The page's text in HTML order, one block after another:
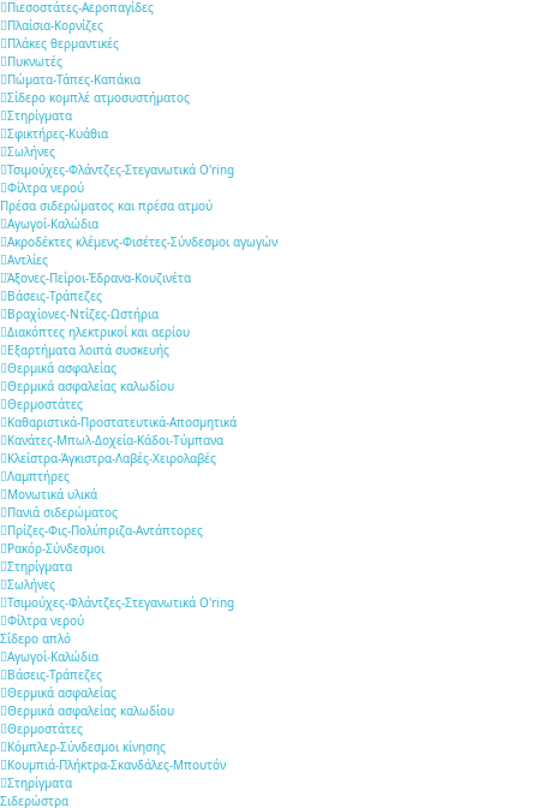
Πιεσοστάτες-Αεροπαγίδες
Πλαίσια-Κορνίζες
Πλάκες θερμαντικές
Πυκνωτές
Πώματα-Τάπες-Καπάκια
Σίδερο κομπλέ ατμοσυστήματος
Στηρίγματα
Σφικτήρες-Κυάθια
Σωλήνες
Τσιμούχες-Φλάντζες-Στεγανωτικά O'ring
Φίλτρα νερού
Πρέσα σιδερώματος και πρέσα ατμού
Αγωγοί-Καλώδια
Ακροδέκτες κλέμενς-Φισέτες-Σύνδεσμοι αγωγών
Αντλίες
Άξονες-Πείροι-Έδρανα-Κουζινέτα
Βάσεις-Τράπεζες
Βραχίονες-Ντίζες-Ωστήρια
Διακόπτες ηλεκτρικοί και αερίου
Εξαρτήματα λοιπά συσκευής
Θερμικά ασφαλείας
Θερμικά ασφαλείας καλωδίου
Θερμοστάτες
Καθαριστικά-Προστατευτικά-Αποσμητικά
Κανάτες-Μπωλ-Δοχεία-Κάδοι-Τύμπανα
Κλείστρα-Άγκιστρα-Λαβές-Χειρολαβές
Λαμπτήρες
Μονωτικά υλικά
Πανιά σιδερώματος
Πρίζες-Φις-Πολύπριζα-Αντάπτορες
Ρακόρ-Σύνδεσμοι
Στηρίγματα
Σωλήνες
Τσιμούχες-Φλάντζες-Στεγανωτικά O'ring
Φίλτρα νερού
Σίδερο απλό
Αγωγοί-Καλώδια
Βάσεις-Τράπεζες
Θερμικά ασφαλείας
Θερμικά ασφαλείας καλωδίου
Θερμοστάτες
Κόμπλερ-Σύνδεσμοι κίνησης
Κουμπιά-Πλήκτρα-Σκανδάλες-Μπουτόν
Στηρίγματα
Σιδερώστρα